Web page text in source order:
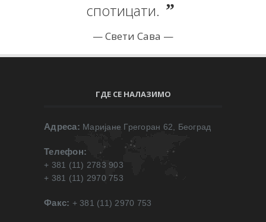
спотицати.
Свети Сава
ГДЕ СЕ НАЛАЗИМО
Адреса: Маријане Грегоран 62, Београд
Телефон:
+ 381 (11) 2783 903
+ 381 (11) 2970 753
Факс: + 381 (11) 2970 753